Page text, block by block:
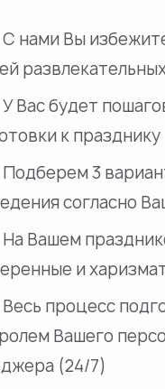
С нами Вы
У Вас будет
к празднику
Подберем 3
согласно
На Вашем
и
Весь процесс
Вашего
(24/7)